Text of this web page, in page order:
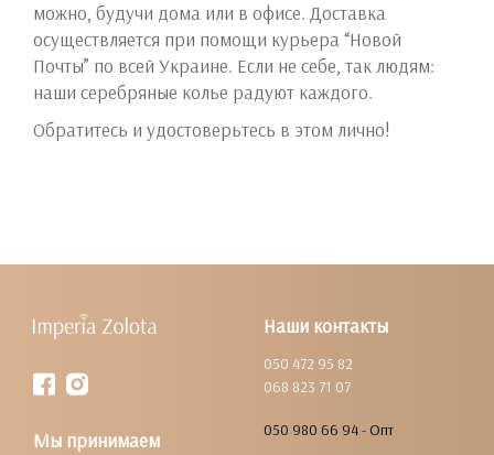
можно, будучи дома или в офисе. Доставка
осуществляется при помощи курьера “Новой
Почты” по всей Украине. Если не себе, так людям:
наши серебряные колье радуют каждого.
Обратитесь и удостоверьтесь в этом лично!
Наши контакты
050 472 95 82
068 823 71 07
050 980 66 94 - Опт
Мы принимаем